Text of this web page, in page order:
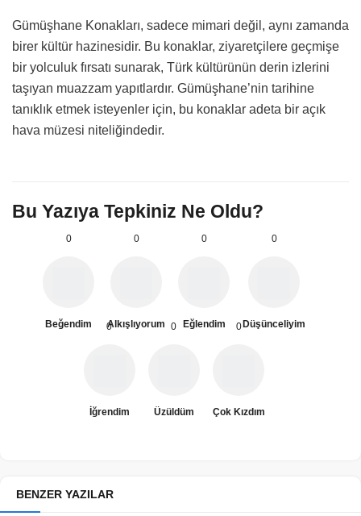
Gümüşhane Konakları, sadece mimari değil, aynı zamanda
birer kültür hazinesidir. Bu konaklar, ziyaretçilere geçmişe
bir yolculuk fırsatı sunarak, Türk kültürünün derin izlerini
taşıyan muazzam yapıtlardır. Gümüşhane’nin tarihine
tanıklık etmek isteyenler için, bu konaklar adeta bir açık
hava müzesi niteliğindedir.
Bu Yazıya Tepkiniz Ne Oldu?
0
Beğendim
0
Alkışlıyorum
0
Eğlendim
0
Düşünceliyim
0
İğrendim
0
Üzüldüm
0
Çok Kızdım
BENZER YAZILAR